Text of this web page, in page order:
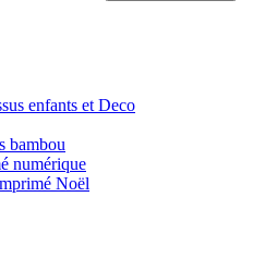
enfants et Deco
bambou
numérique
Noël